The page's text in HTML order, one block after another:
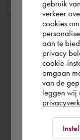
the world.
you wish to
Rest of
gebruik
verkeer
cookies
aan te
privacy
cookie-
omgaan
van de
leggen wij